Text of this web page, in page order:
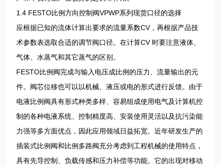
1.4 FESTO比例方向控制阀VPWP系列现货口径的选择
应根据已知的流体计算出要求的流量系数CV，再根据产品技
术参数表选取合适的调节阀口径。在计算CV 时要注意液体、
气体、水蒸气和其它蒸气的区别。
FESTO比例阀完成与输入电压成比例的压力、流量输出的元
件。阀芯位移也可以以机械、液压或电的形式进行反馈。由于
电液比例阀具有形式种类多样、容易组成使用电气及计算机控
制的各种电液系统、控制精度高、安装使用灵活以及抗污染能
力强等多方面优点，因此应用领域日益拓宽。近年研发生产的
插装式比例阀和比例多路阀充分考虑到工程机械的使用特点，
具有先导控制、负载传感和压力补偿等功能。它的出现对移动